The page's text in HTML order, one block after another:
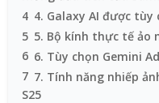
4 4. Galaxy AI được
5 5. Bộ kính thực tế ảo
6 6. Tùy chọn Gemini
7 7. Tính năng nhiếp
S25